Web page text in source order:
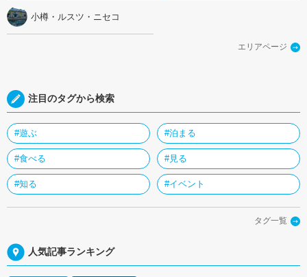
小樽・ルスツ・ニセコ
エリアページ
注目のタグから検索
#遊ぶ #泊まる
#食べる #見る
#知る #イベント
タグ一覧
人気記事ランキング